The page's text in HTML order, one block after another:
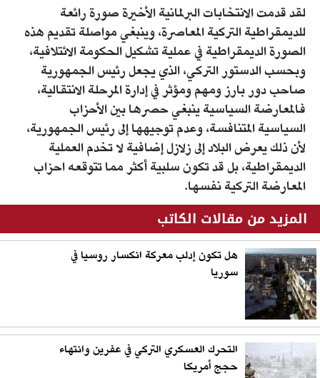
لقد قدمت الانتخابات البرلمانية الأخيرة صورة رائعة
للديمقراطية التركية المعاصرة، وينبغي مواصلة تقديم هذه
الصورة الديمقراطية في عملية تشكيل الحكومة الائتلافية،
وبحسب الدستور التركي، الذي يجعل رئيس الجمهورية
صاحب دور بارز ومهم ومؤثر في إدارة المرحلة الانتقالية،
فالمعارضة السياسية ينبغي حصرها بين الأحزاب
السياسية المتنافسة، وعدم توجيهها إلى رئيس الجمهورية،
لأن ذلك يعرض البلاد إلى زلازل إضافية لا تخدم العملية
الديمقراطية، بل قد تكون سلبية أكثر مما تتوقعه احزاب
المعارضة التركية نفسها.
المزيد من مقالات الكاتب
هل تكون إدلب معركة انكسار روسيا في
سوريا
التحرك العسكري التركي في عفرين وانتهاء
حجج أمريكا